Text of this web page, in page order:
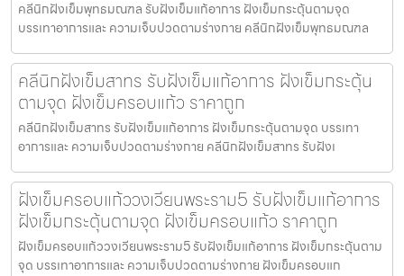
คลีนิกฝังเข็มพุทธมณฑล รับฝังเข็มแก้อาการ ฝังเข็มกระตุ้นตามจุด
บรรเทาอาการและ ความเจ็บปวดตามร่างกาย คลีนิกฝังเข็มพุทธมณฑล
คลีนิกฝังเข็มสาทร รับฝังเข็มแก้อาการ ฝังเข็มกระตุ้น
ตามจุด ฝังเข็มครอบแก้ว ราคาถูก
คลีนิกฝังเข็มสาทร รับฝังเข็มแก้อาการ ฝังเข็มกระตุ้นตามจุด บรรเทา
อาการและ ความเจ็บปวดตามร่างกาย คลีนิกฝังเข็มสาทร รับฝังเ
ฝังเข็มครอบแก้ววงเวียนพระราม5 รับฝังเข็มแก้อาการ
ฝังเข็มกระตุ้นตามจุด ฝังเข็มครอบแก้ว ราคาถูก
ฝังเข็มครอบแก้ววงเวียนพระราม5 รับฝังเข็มแก้อาการ ฝังเข็มกระตุ้นตาม
จุด บรรเทาอาการและ ความเจ็บปวดตามร่างกาย ฝังเข็มครอบแก